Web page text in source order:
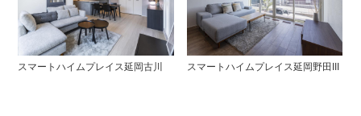
スマートハイムプレイス延岡古川 スマートハイムプレイス延岡野田III